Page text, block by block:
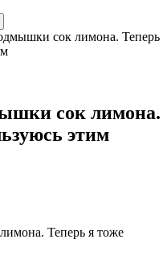
сок лимона. Теперь
сок лимона.
этим